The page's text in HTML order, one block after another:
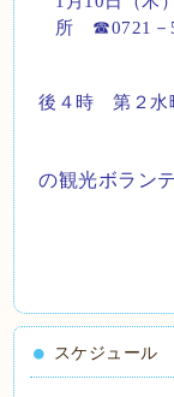
所 ☎0721 －
後４時 第２水
の観光ボラン
スケジュール